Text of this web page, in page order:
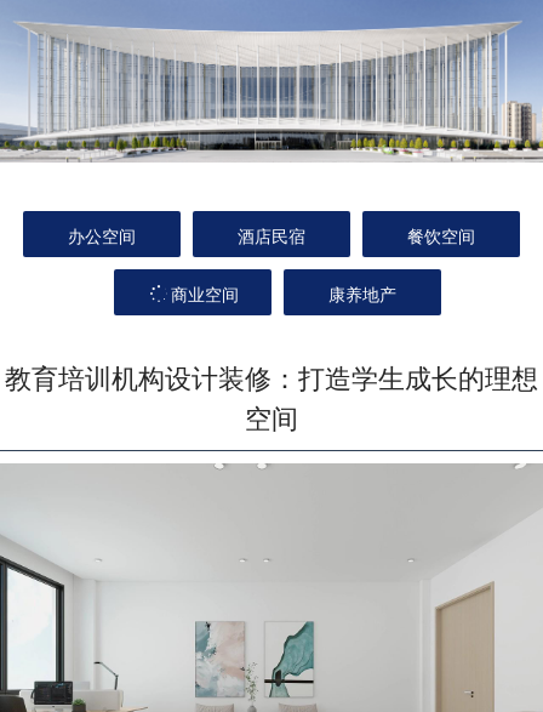
办公空间 酒店民宿 餐饮空间
商业空间 康养地产
教育培训机构设计装修：打造学生成长的理想
空间